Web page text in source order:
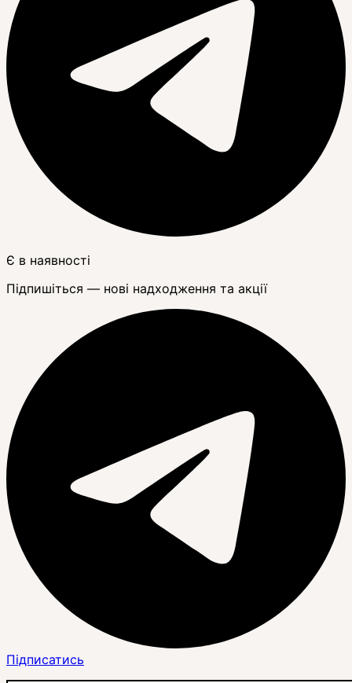
Є в наявності
Підпишіться — нові надходження та акції
Підписатись